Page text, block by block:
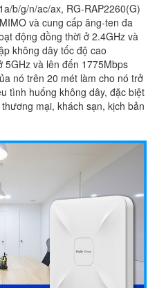
b/g/n/ac/ax, RG-RAP2260(G)
và cung cấp ăng-ten đa
động đồng thời ở 2.4GHz và
không dây tốc độ cao
5GHz và lên đến 1775Mbps
nó trên 20 mét làm cho nó trở
tình huống không dây, đặc biệt
mại, khách sạn, kịch bản